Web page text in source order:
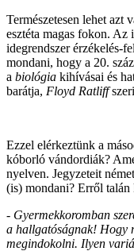
Természetesen lehet azt
esztéta magas fokon.
idegrendszer érzékelés-
mondani, hogy a 20.
a biológia kihívásai és
barátja, Floyd Ratliff
Ezzel elérkeztünk a
kóborló vándordiák?
nyelven. Jegyzeteit
(is) mondani? Erről
- Gyermekkoromban
a hallgatóságnak! Hogy
megindokolni. Ilyen